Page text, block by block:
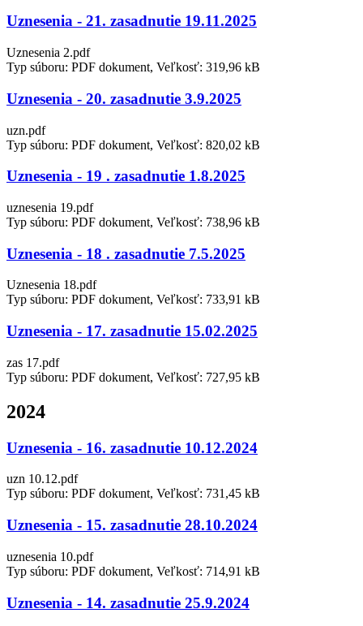
Uznesenia - 21. zasadnutie 19.11.2025
Uznesenia 2.pdf
Typ súboru: PDF dokument, Veľkosť: 319,96 kB
Uznesenia - 20. zasadnutie 3.9.2025
uzn.pdf
Typ súboru: PDF dokument, Veľkosť: 820,02 kB
Uznesenia - 19 . zasadnutie 1.8.2025
uznesenia 19.pdf
Typ súboru: PDF dokument, Veľkosť: 738,96 kB
Uznesenia - 18 . zasadnutie 7.5.2025
Uznesenia 18.pdf
Typ súboru: PDF dokument, Veľkosť: 733,91 kB
Uznesenia - 17. zasadnutie 15.02.2025
zas 17.pdf
Typ súboru: PDF dokument, Veľkosť: 727,95 kB
2024
Uznesenia - 16. zasadnutie 10.12.2024
uzn 10.12.pdf
Typ súboru: PDF dokument, Veľkosť: 731,45 kB
Uznesenia - 15. zasadnutie 28.10.2024
uznesenia 10.pdf
Typ súboru: PDF dokument, Veľkosť: 714,91 kB
Uznesenia - 14. zasadnutie 25.9.2024